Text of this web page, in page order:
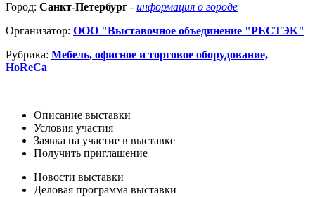
Город: Санкт-Петербург - информация о городе
Организатор: ООО "Выставочное объединение "РЕСТЭК"
Рубрика: Мебель, офисное и торговое оборудование,
HoReCa
Описание выставки
Условия участия
Заявка на участие в выставке
Получить приглашение
Новости выставки
Деловая программа выставки